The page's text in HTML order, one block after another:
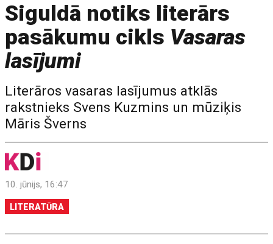
Siguldā notiks literārs
pasākumu cikls Vasaras
lasījumi
Literāros vasaras lasījumus atklās
rakstnieks Svens Kuzmins un mūziķis
Māris Šverns
10. jūnijs, 16:47
LITERATŪRA